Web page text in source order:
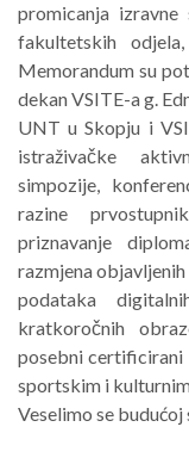
promicanja izravne
fakultetskih
Memorandum su
dekan VSITE-a g.
UNT u Skopju i
istraživačke
simpozije,
razine
priznavanje
razmjena
podataka
kratkoročnih
posebni certificirani
sportskim i
Veselimo se budućoj